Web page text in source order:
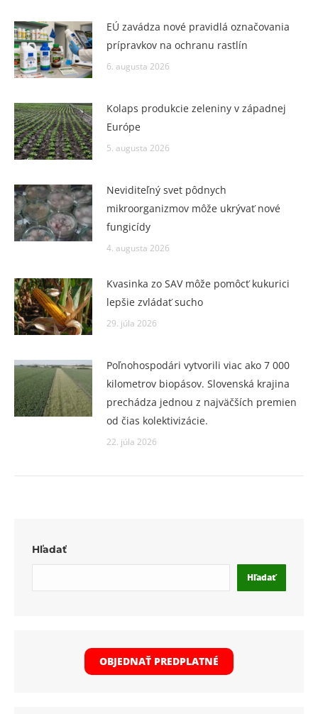
EÚ zavádza nové pravidlá označovania
prípravkov na ochranu rastlín
6. augusta 2026
Kolaps produkcie zeleniny v západnej
Európe
5. augusta 2026
Neviditeľný svet pôdnych
mikroorganizmov môže ukrývať nové
fungicídy
4. augusta 2026
Kvasinka zo SAV môže pomôcť kukurici
lepšie zvládať sucho
29. júla 2026
Poľnohospodári vytvorili viac ako 7 000
kilometrov biopásov. Slovenská krajina
prechádza jednou z najväčších premien
od čias kolektivizácie.
22. júla 2026
Hľadať
Hľadať
OBJEDNAŤ PREDPLATNÉ